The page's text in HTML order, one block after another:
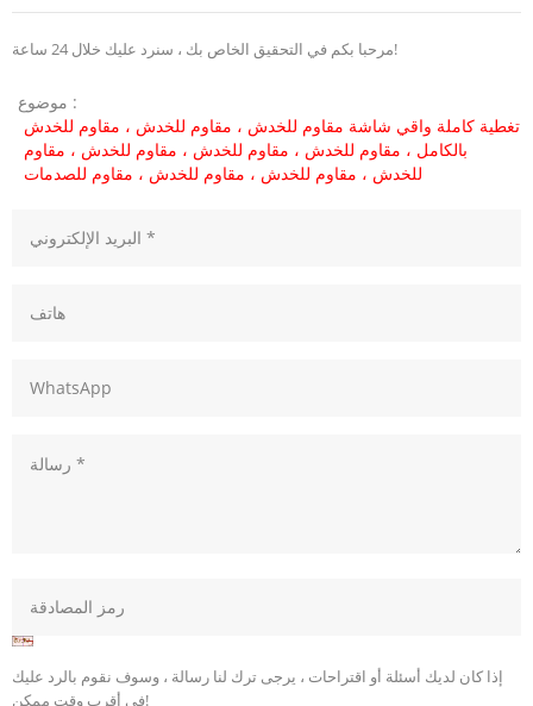
مرحبا بكم في التحقيق الخاص بك ، سنرد عليك خلال 24 ساعة!
موضوع :
تغطية كاملة واقي شاشة مقاوم للخدش ، مقاوم للخدش ، مقاوم للخدش
بالكامل ، مقاوم للخدش ، مقاوم للخدش ، مقاوم للخدش ، مقاوم
للخدش ، مقاوم للخدش ، مقاوم للخدش ، مقاوم للصدمات
إذا كان لديك أسئلة أو اقتراحات ، يرجى ترك لنا رسالة ، وسوف نقوم بالرد عليك
في أقرب وقت ممكن!